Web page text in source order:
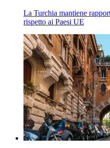
La Turchia mantiene
rispetto ai Paesi UE